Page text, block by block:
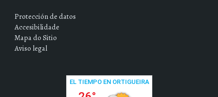
Protección de datos
Accesibilidade
Mapa do Sitio
Aviso legal